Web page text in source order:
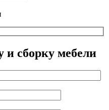
и сборку мебели